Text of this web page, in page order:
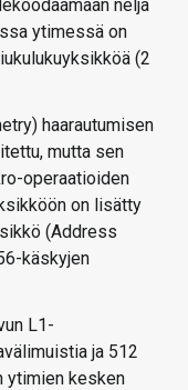
neljä
ytimessä on
(2
haarautumisen
mutta sen
operaatioiden
on lisätty
(Address
käskyjen
L1-
ja 512
ytimien kesken